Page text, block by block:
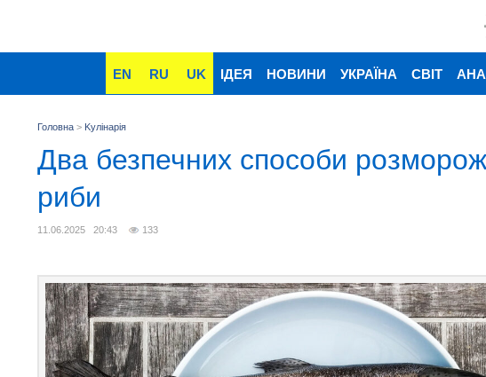
EN RU UK ІДЕЯ НОВИНИ УКРАЇНА СВІТ
Головна > Kулінарія
Два безпечних способи
риби
11.06.2025 20:43 133